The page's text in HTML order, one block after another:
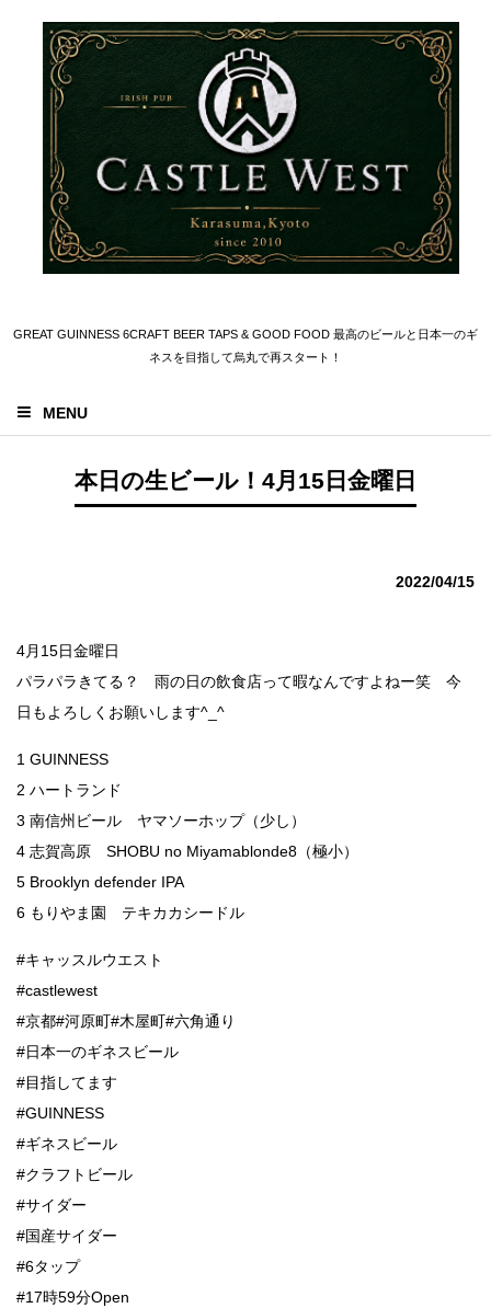
GREAT GUINNESS 6CRAFT BEER TAPS & GOOD FOOD 最高のビールと日本一のギ
ネスを目指して烏丸で再スタート！
MENU
本日の生ビール！4月15日金曜日
2022/04/15
4月15日金曜日
パラパラきてる？ 雨の日の飲食店って暇なんですよねー笑 今
日もよろしくお願いします^_^
1 GUINNESS
2 ハートランド
3 南信州ビール ヤマソーホップ（少し）
4 志賀高原 SHOBU no Miyamablonde8（極小）
5 Brooklyn defender IPA
6 もりやま園 テキカカシードル
#キャッスルウエスト
#castlewest
#京都#河原町#木屋町#六角通り
#日本一のギネスビール
#目指してます
#GUINNESS
#ギネスビール
#クラフトビール
#サイダー
#国産サイダー
#6タップ
#17時59分Open